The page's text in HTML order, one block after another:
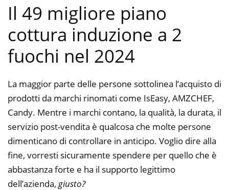
Il 49 migliore piano
cottura induzione a 2
fuochi nel 2024
La maggior parte delle persone sottolinea l’acquisto di
prodotti da marchi rinomati come IsEasy, AMZCHEF,
Candy. Mentre i marchi contano, la qualità, la durata, il
servizio post-vendita è qualcosa che molte persone
dimenticano di controllare in anticipo. Voglio dire alla
fine, vorresti sicuramente spendere per quello che è
abbastanza forte e ha il supporto legittimo
dell’azienda, giusto?